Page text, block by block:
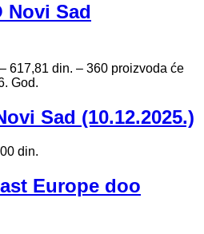
Novi Sad
617,81 din. – 360 proizvoda će
God.
Sad (10.12.2025.)
din.
Europe doo